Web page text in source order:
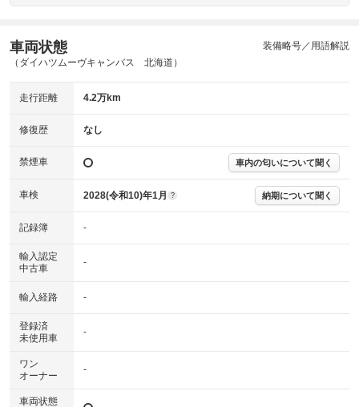
ABS その他
※グー故障診断は保証サービスではございません。購入時は必ず現車をご
※実際にお渡しする故障診断書につきましては、形式および表示項目が異
※グー故障診断書はあくまでも実施時点での診断結果となります。将来に
わたり車両状態を担保するものではありませんので、車両情報等の詳細は
車両状態
（ダイハツムーヴキャンバス 北海道）
装備略号／用語解説
走行距離 4.2万km
修復歴 なし
禁煙車 車内の匂いについて聞く
車検 2028(令和10)年1月 ? 納期について聞く
記録簿 -
輸入認定
中古車
-
輸入経路 -
登録済
未使用車
-
ワン
オーナー
-
車両状態